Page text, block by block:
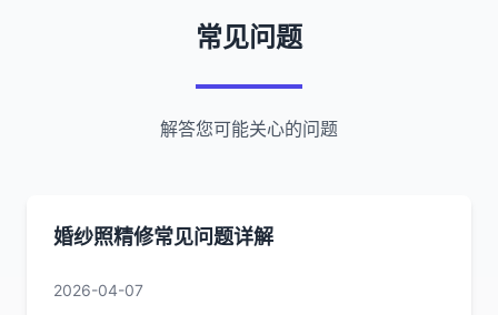
常见问题
解答您可能关心的问题
婚纱照精修常见问题详解
2026-04-07